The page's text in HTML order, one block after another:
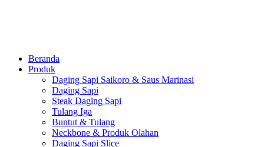
Beranda
Produk
Daging Sapi Saikoro & Saus Marinasi
Daging Sapi
Steak Daging Sapi
Tulang Iga
Buntut & Tulang
Neckbone & Produk Olahan
Daging Sapi Slice